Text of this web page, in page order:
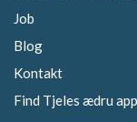
Job
Blog
Kontakt
Find Tjeles ædru